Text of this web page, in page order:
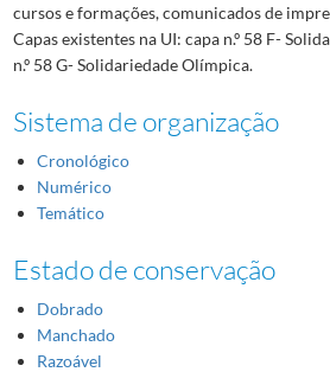
cursos e formações, comunicados de
Capas existentes na UI: capa n.º 58 F-
n.º 58 G- Solidariedade Olímpica.
Sistema de organização
Cronológico
Numérico
Temático
Estado de conservação
Dobrado
Manchado
Razoável